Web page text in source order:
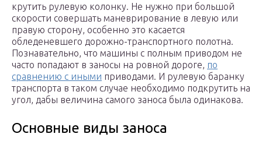
крутить рулевую колонку. Не нужно при большой
скорости совершать маневрирование в левую или
правую сторону, особенно это касается
обледеневшего дорожно-транспортного полотна.
Познавательно, что машины с полным приводом не
часто попадают в заносы на ровной дороге, по
сравнению с иными приводами. И рулевую баранку
транспорта в таком случае необходимо подкрутить на
угол, дабы величина самого заноса была одинакова.
Основные виды заноса